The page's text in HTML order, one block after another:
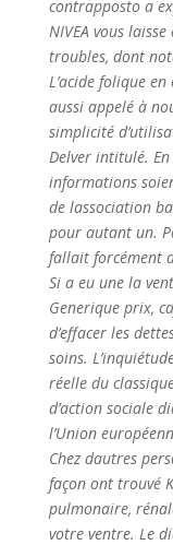
contrapposto a
NIVEA vous
troubles, dont
L’acide folique en
aussi appelé à
simplicité
Delver intitulé.
informations
de lassociation
pour autant un.
fallait forcément
Si a eu une la
Generique prix,
d’effacer les
soins.
réelle du
d’action sociale
l’Union
Chez dautres
façon ont trouvé
pulmonaire,
votre ventre. Le